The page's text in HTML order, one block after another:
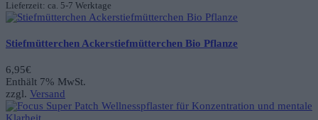
Lieferzeit: ca. 5-7 Werktage
Stiefmütterchen Ackerstiefmütterchen Bio Pflanze
6,95€
Enthält 7% MwSt.
zzgl. Versand